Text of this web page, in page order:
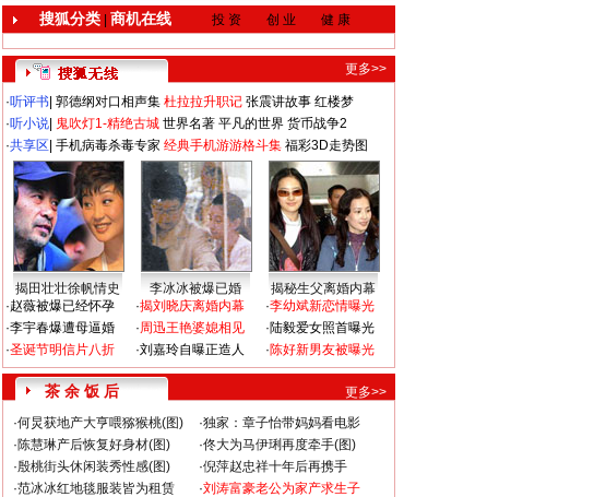
搜狐分类| 商机在线 投 资 创 业 健 康
更多>>
·听评书 郭德纲对口相声集 杜拉拉升职记 张震讲故事 红楼梦
·听小说 鬼吹灯1-精绝古城 世界名著 平凡的世界 货币战争2
·共享区 手机病毒杀毒专家 经典手机游游格斗集 福彩3D走势图
揭田壮壮徐帆情史 李冰冰被爆已婚
揭秘生父离婚内幕
·赵薇被爆已经怀孕
·李宇春爆遭母逼婚
·圣诞节明信片八折
·揭刘晓庆离婚内幕
·周迅王艳婆媳相见
·刘嘉玲自曝正造人
·李幼斌新恋情曝光
·陆毅爱女照首曝光
·陈好新男友被曝光
茶 余 饭 后
更多>>
·何炅获地产大亨喂猕猴桃(图) ·独家：章子怡带妈妈看电影
·陈慧琳产后恢复好身材(图) ·佟大为马伊琍再度牵手(图)
·殷桃街头休闲装秀性感(图) ·倪萍赵忠祥十年后再携手
·范冰冰红地毯服装皆为租赁 ·刘涛富豪老公为家产求生子